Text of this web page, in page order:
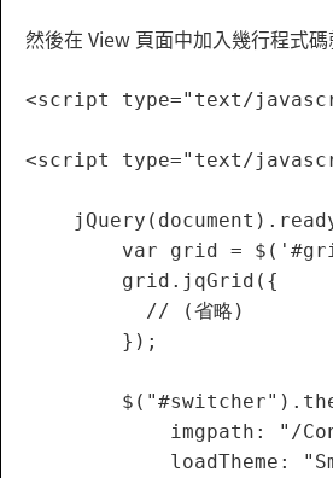
然後在 View 頁面中加入幾行程式碼
<script type="text/
<script type="text/
var grid =
        grid.jqGrid({
          // (省略)
        });
imgpath: "/
loadTheme: